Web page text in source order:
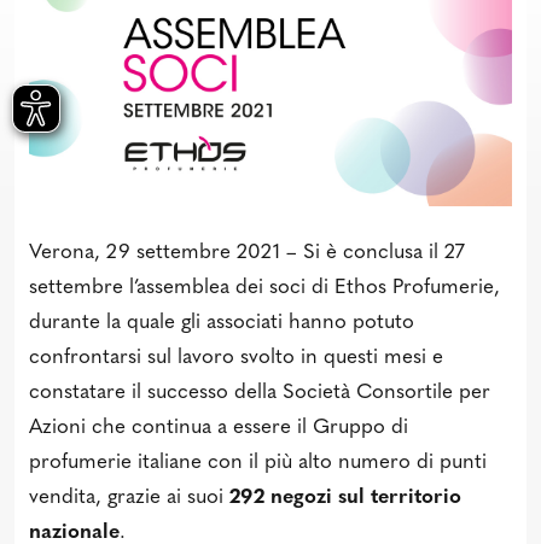
Verona, 29 settembre 2021 – Si è conclusa il 27
settembre l’assemblea dei soci di Ethos Profumerie,
durante la quale gli associati hanno potuto
confrontarsi sul lavoro svolto in questi mesi e
constatare il successo della Società Consortile per
Azioni che continua a essere il Gruppo di
profumerie italiane con il più alto numero di punti
vendita, grazie ai suoi 292 negozi sul territorio
nazionale.